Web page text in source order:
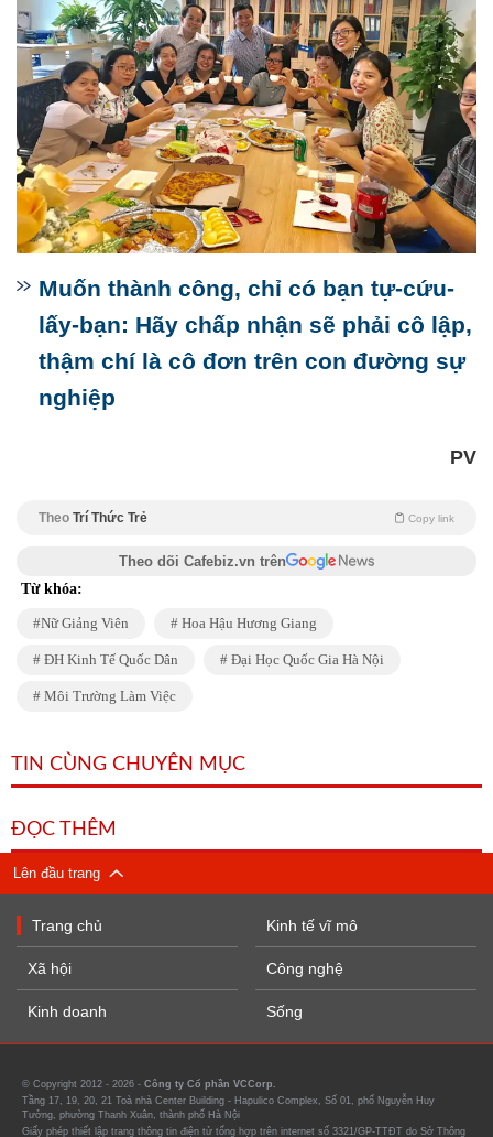
Muốn thành công, chỉ có bạn tự-cứu-
lấy-bạn: Hãy chấp nhận sẽ phải cô lập,
thậm chí là cô đơn trên con đường sự
nghiệp
PV
Theo Trí Thức Trẻ Copy link
Theo dõi Cafebiz.vn trên
Từ khóa:
Nữ Giảng Viên Hoa Hậu Hương Giang
ĐH Kinh Tế Quốc Dân Đại Học Quốc Gia Hà Nội
Môi Trường Làm Việc
TIN CÙNG CHUYÊN MỤC
ĐỌC THÊM
Lên đầu trang
Trang chủ
Xã hội
Kinh doanh
Kinh tế vĩ mô
Công nghệ
Sống
© Copyright 2012 - 2026 - Công ty Cổ phần VCCorp.
Tầng 17, 19, 20, 21 Toà nhà Center Building - Hapulico Complex, Số 01, phố Nguyễn Huy
Tưởng, phường Thanh Xuân, thành phố Hà Nội
Giấy phép thiết lập trang thông tin điện tử tổng hợp trên internet số 3321/GP-TTĐT do Sở Thông